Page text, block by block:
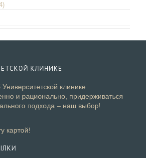
КЛИНИКЕ
и рационально, придерживаться
подхода – наш выбор!
картой!